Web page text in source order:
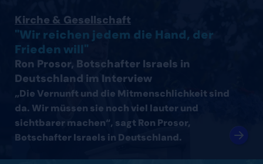
Kirche & Gesellschaft
"Wir reichen jedem die Hand, der
Frieden will"
Ron Prosor, Botschafter Israels in
Deutschland im Interview
„Die Vernunft und die Mitmenschlichkeit sind
da. Wir müssen sie noch viel lauter und
sichtbarer machen“, sagt Ron Prosor,
Botschafter Israels in Deutschland.